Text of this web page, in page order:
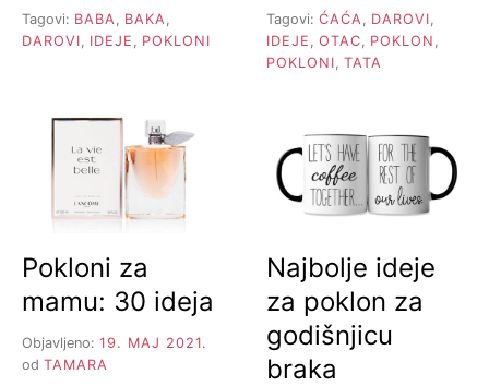
Tagovi: BABA BAKA
DAROVI
IDEJE POKLONI
Tagovi: ĆAĆA DAROVI
IDEJE
OTAC POKLON
POKLONI TATA
Pokloni za
mamu: 30 ideja
Objavljeno: 19. MAJ 2021.
od TAMARA
Najbolje ideje
za poklon za
godišnjicu
braka